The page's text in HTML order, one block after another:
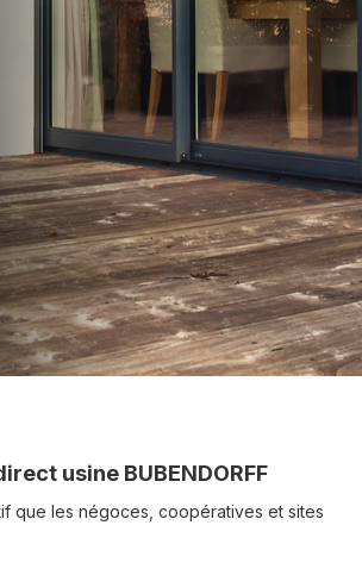
directs usines sans minimum
technique chantier et
simplicité.
69 17
MOTEUR
usine BUBENDORFF
que les négoces, coopératives et sites